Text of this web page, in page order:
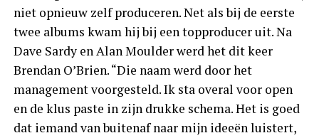
niet opnieuw zelf produceren. Net als bij de eerste
twee albums kwam hij bij een topproducer uit. Na
Dave Sardy en Alan Moulder werd het dit keer
Brendan O’Brien. “Die naam werd door het
management voorgesteld. Ik sta overal voor open
en de klus paste in zijn drukke schema. Het is goed
dat iemand van buitenaf naar mijn ideeën luistert,